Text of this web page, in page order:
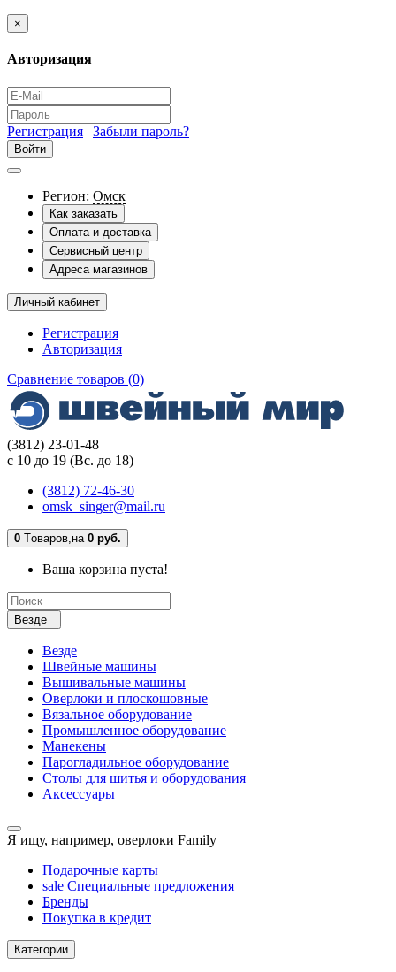
×
Авторизация
Регистрация | Забыли пароль?
Регион: Омск
Как заказать
Оплата и доставка
Сервисный центр
Адреса магазинов
Личный кабинет
Регистрация
Авторизация
Сравнение товаров (0)
(3812) 23-01-48
с 10 до 19 (Вс. до 18)
(3812) 72-46-30
omsk_singer@mail.ru
0 Tоваров,на 0 руб.
Ваша корзина пуста!
Везде
Везде
Швейные машины
Вышивальные машины
Оверлоки и плоскошовные
Вязальное оборудование
Промышленное оборудование
Манекены
Парогладильное оборудование
Столы для шитья и оборудования
Аксессуары
Я ищу, например, оверлоки Family
Подарочные карты
sale Специальные предложения
Бренды
Покупка в кредит
Категории